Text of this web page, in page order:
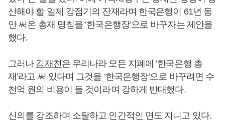
산해야 할 일제 강점기의 잔재라며 한국은행이 61년 동
안 써온 총재 명칭을 ‘한국은행장’으로 바꾸자는 제안을
했다.
그러나 김재천은 우리나라 모든 지폐에 ‘한국은행 총
재’라고 써 있다며 그것을 ‘한국은행장’으로 바꾸려면 수
천억 원의 비용이 들 것이라며 강하게 반대했다.
신의를 강조하며 소탈하고 인간적인 면도 지니고 있다.